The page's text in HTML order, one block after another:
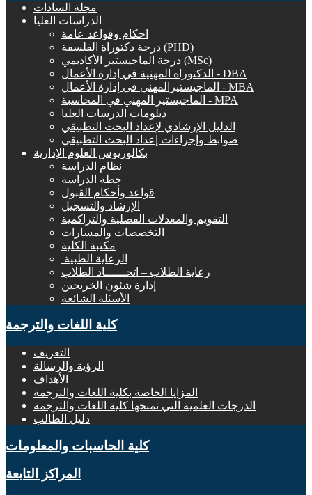
مجلة السادات
الدراسات العليا
احكام وقواعد عامة
درجة دكتوراة الفلسفة (PHD)
درجة الماجيستير الأكاديمي (MSc)
الدكتوراه المهنية في إدارة الأعمال - DBA
الماجيستيرالمهني في إدارة الأعمال - MBA
الماجيستير المهني في المحاسبة - MPA
دبلومات الدرسات العليا
الدليل الإرشادي لإعداد البحث التطبيقي
ضوابط وإجراءات إعداد البحث التطبيقي
بكالوريوس العلوم الإدارية
نظام الدراسة
خطة الدراسة
قواعد وأحكام القبول
الإرشاد والتسجيل
التقويم والمعدلات الفصلية والتراكمية
التخصصات والمسارات
مكتبة الكلية
الرعاية الطبية ‏
رعاية الطلاب – اتحــــــاد الطلاب
إدارة شئون الخريجين
الأسئلة الشائعة
كلية اللغات والترجمة
التعريف
الرؤية والرسالة
الأهداف
المزايا الخاصة بكلية اللغات والترجمة
الدرجات العلمية التي تمنحها كلية اللغات والترجمة
دليل الطالب
كلية الحاسبات والمعلومات
المراكز التابعة